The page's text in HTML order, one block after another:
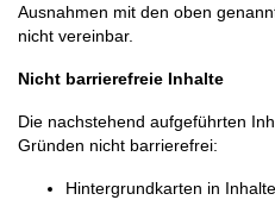
Ausnahmen mit den oben
nicht vereinbar.
Nicht barrierefreie Inhalte
Die nachstehend aufgeführten
Gründen nicht barrierefrei:
Hintergrundkarten in